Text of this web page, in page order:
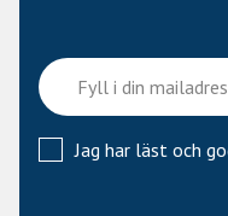
Jag har läst och